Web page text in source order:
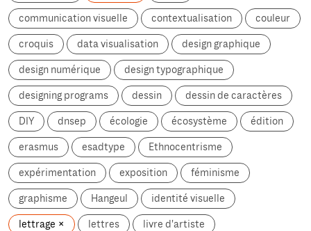
communication visuelle contextualisation couleur
croquis data visualisation design graphique
design numérique design typographique
designing programs dessin dessin de caractères
DIY dnsep écologie écosystème édition
erasmus esadtype Ethnocentrisme
expérimentation exposition féminisme
graphisme Hangeul identité visuelle
lettrage lettres livre d'artiste